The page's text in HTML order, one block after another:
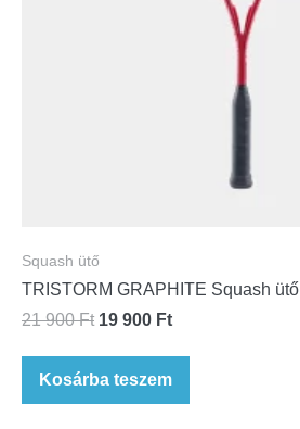
Squash ütő
TRISTORM GRAPHITE Squash ütő
21 900Ft 19 900 Ft
Kosárba teszem